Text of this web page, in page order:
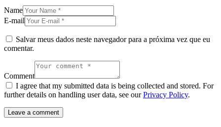
Name
E-mail
Salvar meus dados neste navegador para a próxima vez que eu
comentar.
Comment
I agree that my submitted data is being collected and stored. For
further details on handling user data, see ourPrivacy Policy.